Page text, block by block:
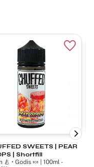
SWEETS | PEAR
| Shortfill
🍐 • Godis 🍬 | 100ml -
Lägg